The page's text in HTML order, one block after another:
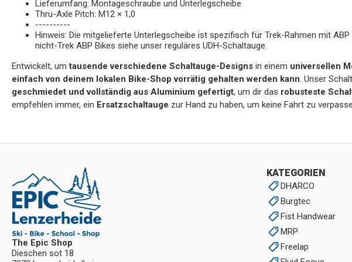
Lieferumfang: Montageschraube und Unterlegscheibe
Thru-Axle Pitch: M12 × 1,0
----------
Hinweis: Die mitgelieferte Unterlegscheibe ist spezifisch für Trek-Rahmen mit ABP
nicht-Trek ABP Bikes siehe unser reguläres UDH-Schaltauge.
Entwickelt, umtausende verschiedene Schaltauge-Designs in einem universellen
einfach von deinem lokalen Bike-Shop vorrätig gehalten werden kann. Unser
geschmiedet und vollständig aus Aluminium gefertigt, um dir das robusteste
empfehlen immer, ein Ersatzschaltauge zur Hand zu haben, um keine Fahrt zu
The Epic Shop
Dieschen sot 18
KATEGORIEN
DHARCO
Burgtec
Fist Handwear
MRP
Freelap